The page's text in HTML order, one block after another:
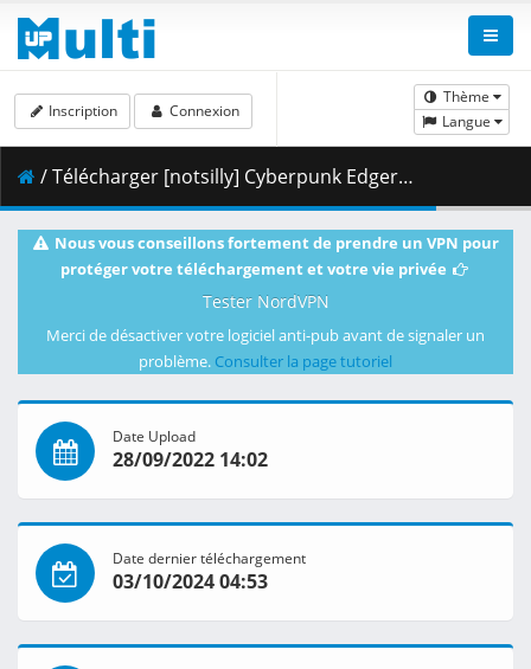
Thème
Langue
Inscription Connexion
/ Télécharger [notsilly] Cyberpunk Edgerunners - S01E04 (WEB-DL 1080p HEVC E-AC-3) .mkv.001 ( 496.80 MB )
Nous vous conseillons fortement de prendre un VPN pour
protéger votre téléchargement et votre vie privée
Tester NordVPN
Merci de désactiver votre logiciel anti-pub avant de signaler un
problème. Consulter la page tutoriel
Date Upload
28/09/2022 14:02
Date dernier téléchargement
03/10/2024 04:53